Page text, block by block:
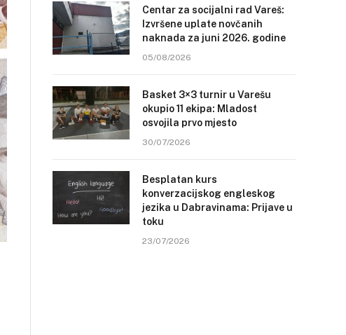
Centar za socijalni rad Vareš:
Izvršene uplate novčanih
naknada za juni 2026. godine
05/08/2026
Basket 3×3 turnir u Varešu
okupio 11 ekipa: Mladost
osvojila prvo mjesto
30/07/2026
Besplatan kurs
konverzacijskog engleskog
jezika u Dabravinama: Prijave u
toku
23/07/2026